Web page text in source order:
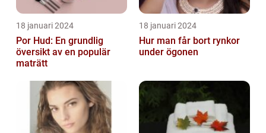
18 januari 2024
Por Hud: En grundlig
översikt av en populär
maträtt
18 januari 2024
Hur man får bort rynkor
under ögonen